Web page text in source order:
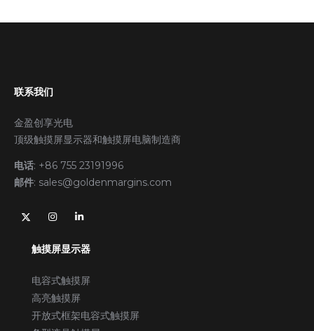
联系我们
金盈创享光电
顶级触摸屏显示器和触摸屏电脑制造商
电话: +86 755 23191996
邮件: sales@goldenmargins.com
触摸屏显示器
电容式触摸屏
高亮触摸屏
开放式框架电容式触摸屏